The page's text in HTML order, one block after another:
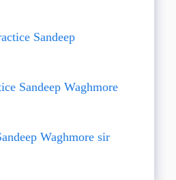
Sandeep
Sandeep Waghmore
Waghmore sir